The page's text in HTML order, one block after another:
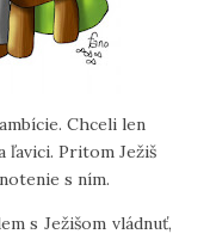
Chceli len
ľavici. Pritom Ježiš
s ním.
s Ježišom vládnuť,